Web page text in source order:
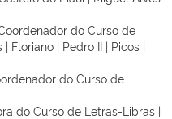
do Curso de
Floriano | Pedro II | Picos |
do Curso de
do Curso de Letras-Libras |